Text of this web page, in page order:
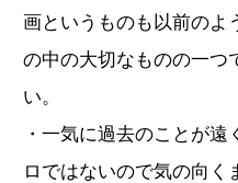
画というものも以前のよ
の中の大切なものの一つ
い。
・一気に過去のことが
ロではないので気の向く